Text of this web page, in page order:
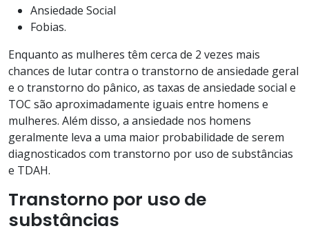
Ansiedade Social
Fobias.
Enquanto as mulheres têm cerca de 2 vezes mais
chances de lutar contra o transtorno de ansiedade geral
e o transtorno do pânico, as taxas de ansiedade social e
TOC são aproximadamente iguais entre homens e
mulheres. Além disso, a ansiedade nos homens
geralmente leva a uma maior probabilidade de serem
diagnosticados com transtorno por uso de substâncias
e TDAH.
Transtorno por uso de
substâncias